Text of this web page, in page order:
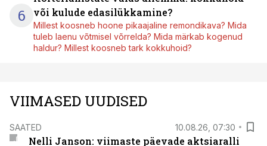
6
või kulude edasilükkamine?
Millest koosneb hoone pikaajaline remondikava? Mida
tuleb laenu võtmisel võrrelda? Mida märkab kogenud
haldur? Millest koosneb tark kokkuhoid?
VIIMASED UUDISED
SAATED 10.08.26, 07:30
Nelli Janson: viimaste päevade aktsiaralli